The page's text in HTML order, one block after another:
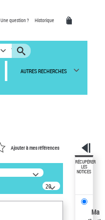
Une question ? Historique
AUTRES RECHERCHES
Ajouter à mes références
20
résultats/page
RÉCUPÉRER
LES
NOTICES
Ma